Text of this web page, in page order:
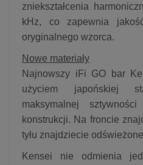
zniekształcenia
kHz, co zapewnia
oryginalnego wzorca.
Nowe materiały
Najnowszy iFi GO bar
użyciem japońskiej
maksymalnej
konstrukcji. Na froncie
tyłu znajdziecie
Kensei nie odmienia